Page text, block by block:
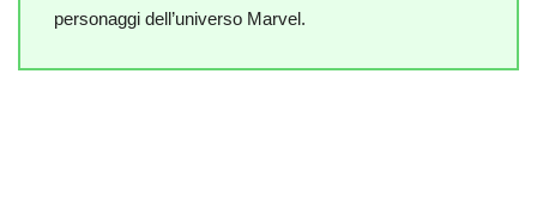
personaggi dell’universo Marvel.